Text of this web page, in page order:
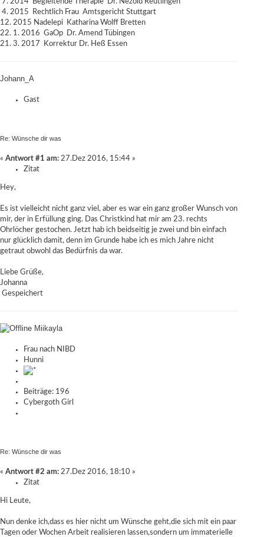
7. 2014 Begleitende Therapie Dr. Nezold Reutlingen
4. 2015 Rechtlich Frau Amtsgericht Stuttgart
12. 2015 Nadelepi Katharina Wolff Bretten
22. 1. 2016 GaOp Dr. Amend Tübingen
21. 3. 2017 Korrektur Dr. Heß Essen
Johann_A
Gast
Re: Wünsche dir was
« Antwort #1 am: 27.Dez 2016, 15:44 »
Zitat
Hey,
Es ist vielleicht nicht ganz viel, aber es war ein ganz großer Wunsch von
mir, der in Erfüllung ging. Das Christkind hat mir am 23. rechts
Ohrlöcher gestochen. Jetzt hab ich beidseitig je zwei und bin einfach
nur glücklich damit, denn im Grunde habe ich es mich Jahre nicht
getraut obwohl das Bedürfnis da war.
Liebe Grüße,
Johanna
Gespeichert
Miikayla
Frau nach NIBD
Hunni
Beiträge: 196
Cybergoth Girl
Re: Wünsche dir was
« Antwort #2 am: 27.Dez 2016, 18:10 »
Zitat
Hi Leute,
Nun denke ich,dass es hier nicht um Wünsche geht,die sich mit ein paar
Tagen oder Wochen Arbeit realisieren lassen,sondern um immaterielle